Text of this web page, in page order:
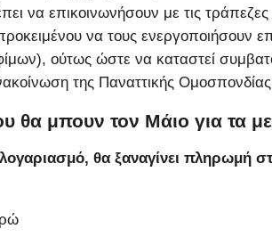
να επικοινωνήσουν με τις
να τους ενεργοποιήσουν
ούτως ώστε να καταστεί
της Παναττικής
μπουν τον Μάιο για τα
θα ξαναγίνει πληρωμή